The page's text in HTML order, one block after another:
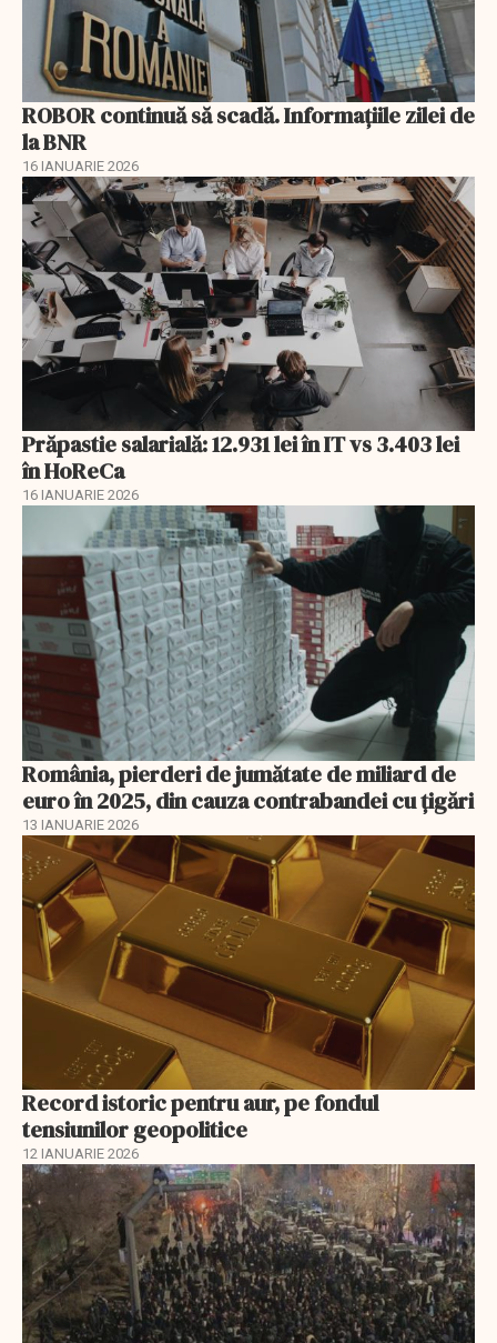
ROBOR continuă să scadă. Informaţiile zilei de
la BNR
16 IANUARIE 2026
Prăpastie salarială: 12.931 lei în IT vs 3.403 lei
în HoReCa
16 IANUARIE 2026
România, pierderi de jumătate de miliard de
euro în 2025, din cauza contrabandei cu ţigări
13 IANUARIE 2026
Record istoric pentru aur, pe fondul
tensiunilor geopolitice
12 IANUARIE 2026